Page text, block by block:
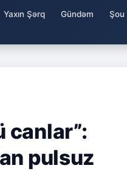
Yaxın Şərq Gündəm Şou
canlar”:
pulsuz